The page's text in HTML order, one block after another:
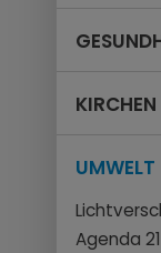
KIRCHEN
UMWELT
Agenda 21